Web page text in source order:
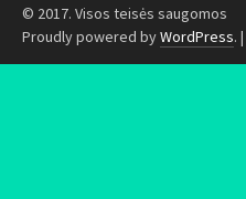
© 2017. Visos teisės saugomos
Proudly powered byWordPress. |